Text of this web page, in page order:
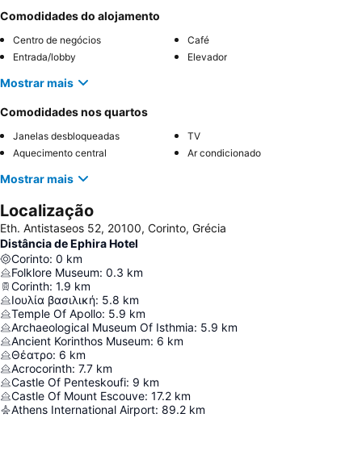
Comodidades do alojamento
Centro de negócios
Café
Entrada/lobby
Elevador
Mostrar mais
Comodidades nos quartos
Janelas desbloqueadas
TV
Aquecimento central
Ar condicionado
Mostrar mais
Localização
Eth. Antistaseos 52, 20100, Corinto, Grécia
Distância de Ephira Hotel
Corinto: 0 km
Folklore Museum: 0.3 km
Corinth: 1.9 km
Ιουλία βασιλική: 5.8 km
Temple Of Apollo: 5.9 km
Archaeological Museum Of Isthmia: 5.9 km
Ancient Korinthos Museum: 6 km
Θέατρο: 6 km
Acrocorinth: 7.7 km
Castle Of Penteskoufi: 9 km
Castle Of Mount Escouve: 17.2 km
Athens International Airport: 89.2 km